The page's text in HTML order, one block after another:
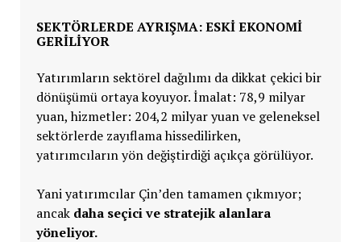
SEKTÖRLERDE AYRIŞMA: ESKİ EKONOMİ
GERİLİYOR
Yatırımların sektörel dağılımı da dikkat çekici bir
dönüşümü ortaya koyuyor. İmalat: 78,9 milyar
yuan, hizmetler: 204,2 milyar yuan ve geleneksel
sektörlerde zayıflama hissedilirken,
yatırımcıların yön değiştirdiği açıkça görülüyor.
Yani yatırımcılar Çin’den tamamen çıkmıyor;
ancak daha seçici ve stratejik alanlara
yöneliyor.